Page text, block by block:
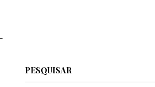
PESQUISAR